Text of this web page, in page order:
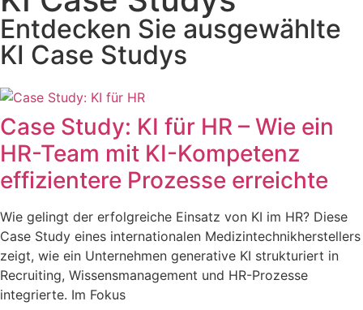
Entdecken Sie ausgewählte
KI Case Studys
Case Study: KI für HR – Wie ein
HR-Team mit KI-Kompetenz
effizientere Prozesse erreichte
Wie gelingt der erfolgreiche Einsatz von KI im HR? Diese
Case Study eines internationalen Medizintechnikherstellers
zeigt, wie ein Unternehmen generative KI strukturiert in
Recruiting, Wissensmanagement und HR-Prozesse
integrierte. Im Fokus